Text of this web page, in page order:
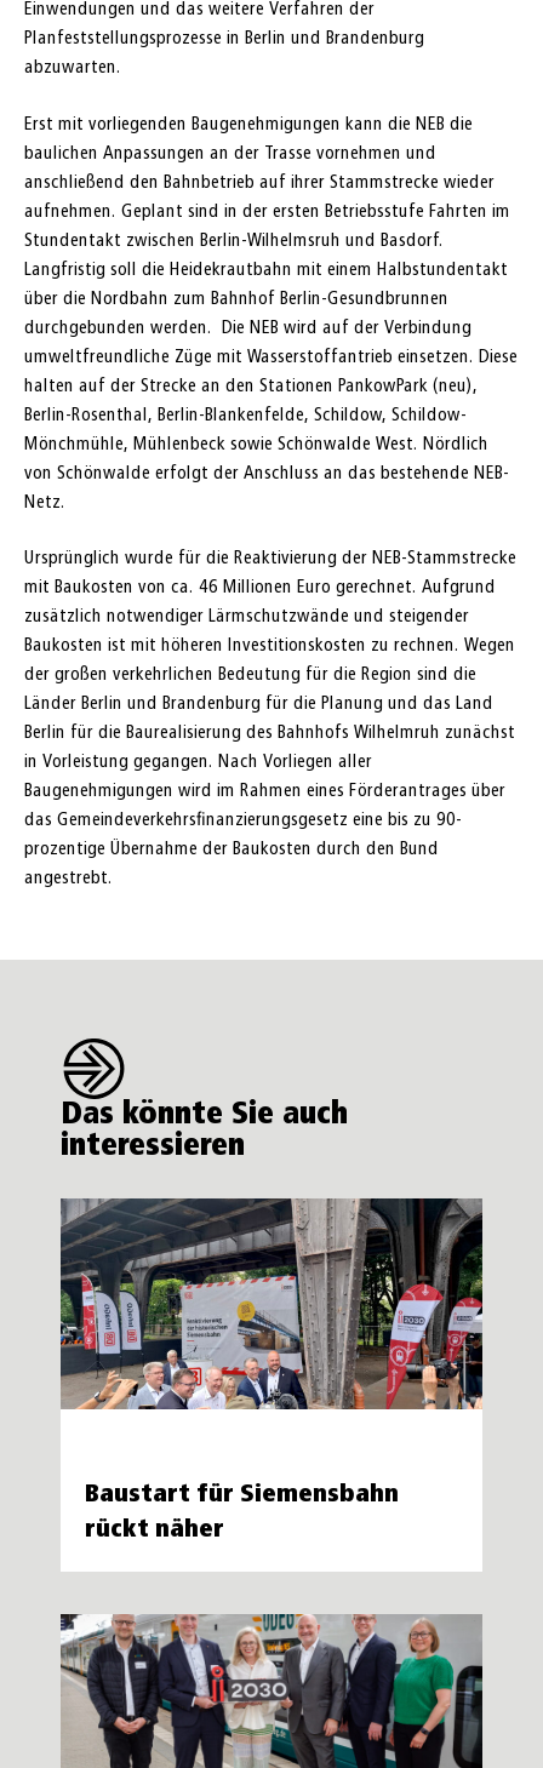
Einwendungen und das weitere Verfahren der
Planfeststellungsprozesse in Berlin und Brandenburg
abzuwarten.
Erst mit vorliegenden Baugenehmigungen kann die NEB die
baulichen Anpassungen an der Trasse vornehmen und
anschließend den Bahnbetrieb auf ihrer Stammstrecke wieder
aufnehmen. Geplant sind in der ersten Betriebsstufe Fahrten im
Stundentakt zwischen Berlin-Wilhelmsruh und Basdorf.
Langfristig soll die Heidekrautbahn mit einem Halbstundentakt
über die Nordbahn zum Bahnhof Berlin-Gesundbrunnen
durchgebunden werden. Die NEB wird auf der Verbindung
umweltfreundliche Züge mit Wasserstoffantrieb einsetzen. Diese
halten auf der Strecke an den Stationen PankowPark (neu),
Berlin-Rosenthal, Berlin-Blankenfelde, Schildow, Schildow-
Mönchmühle, Mühlenbeck sowie Schönwalde West. Nördlich
von Schönwalde erfolgt der Anschluss an das bestehende NEB-
Netz.
Ursprünglich wurde für die Reaktivierung der NEB-Stammstrecke
mit Baukosten von ca. 46 Millionen Euro gerechnet. Aufgrund
zusätzlich notwendiger Lärmschutzwände und steigender
Baukosten ist mit höheren Investitionskosten zu rechnen. Wegen
der großen verkehrlichen Bedeutung für die Region sind die
Länder Berlin und Brandenburg für die Planung und das Land
Berlin für die Baurealisierung des Bahnhofs Wilhelmruh zunächst
in Vorleistung gegangen. Nach Vorliegen aller
Baugenehmigungen wird im Rahmen eines Förderantrages über
das Gemeindeverkehrsfinanzierungsgesetz eine bis zu 90-
prozentige Übernahme der Baukosten durch den Bund
angestrebt.
Das könnte Sie auch
interessieren
Baustart für Siemensbahn
rückt näher